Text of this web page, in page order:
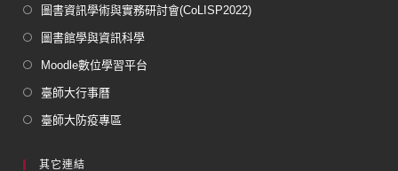
圖書資訊學術與實務研討會(CoLISP2022)
圖書館學與資訊科學
Moodle數位學習平台
臺師大行事曆
臺師大防疫專區
其它連結